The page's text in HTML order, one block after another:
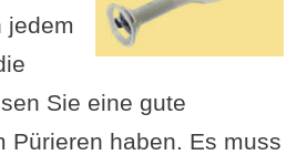
jedem
Sie eine gute
Pürieren haben. Es muss